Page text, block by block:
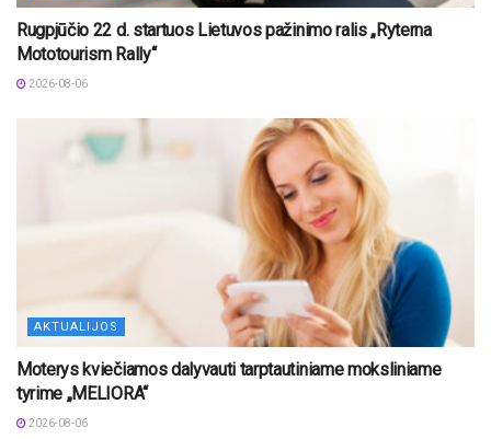
Rugpjūčio 22 d. startuos Lietuvos pažinimo ralis „Ryterna
Mototourism Rally“
2026-08-06
AKTUALIJOS
Moterys kviečiamos dalyvauti tarptautiniame moksliniame
tyrime „MELIORA“
2026-08-06